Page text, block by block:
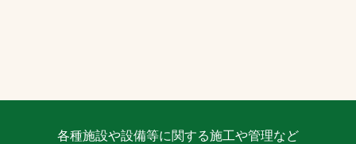
各種施設や設備等に関する施工や管理など